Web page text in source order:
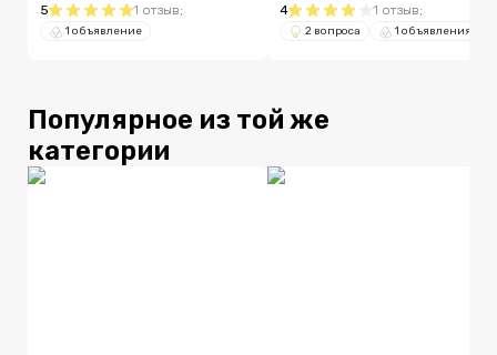
5 1 отзыв;
1 объявление
4 1 отзыв;
2 вопроса 1 объявления
Популярное из той же
категории